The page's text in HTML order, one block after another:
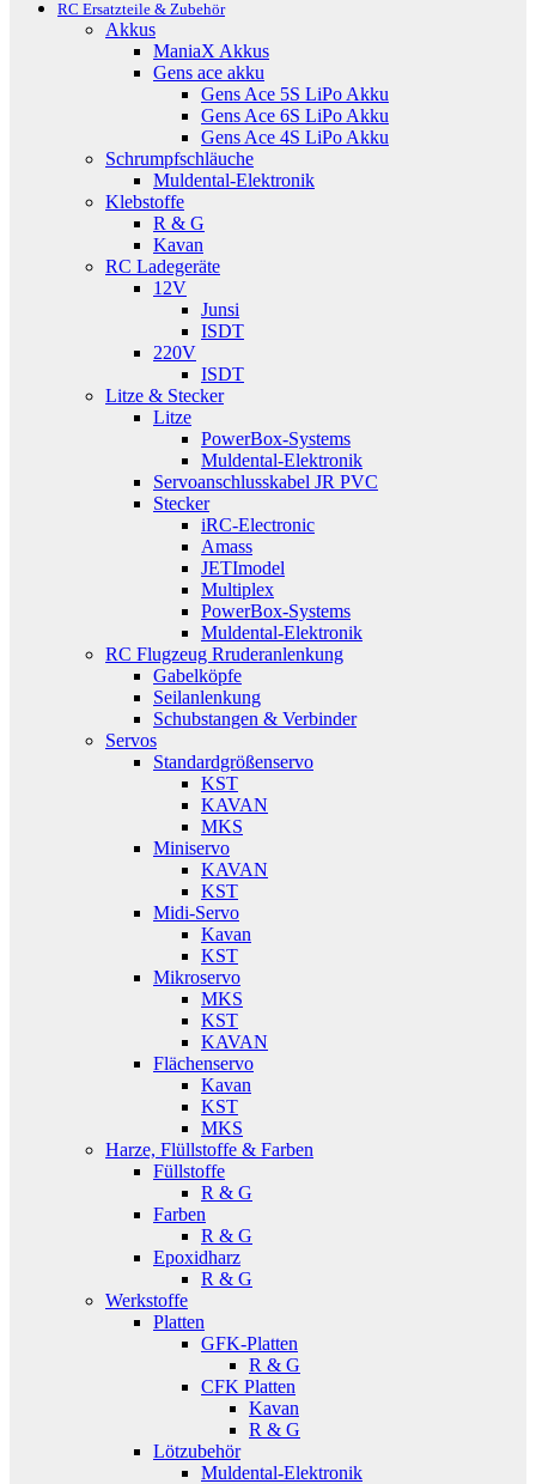
RC Ersatzteile & Zubehör
Akkus
ManiaX Akkus
Gens ace akku
Gens Ace 5S LiPo Akku
Gens Ace 6S LiPo Akku
Gens Ace 4S LiPo Akku
Schrumpfschläuche
Muldental-Elektronik
Klebstoffe
R & G
Kavan
RC Ladegeräte
12V
Junsi
ISDT
220V
ISDT
Litze & Stecker
Litze
PowerBox-Systems
Muldental-Elektronik
Servoanschlusskabel JR PVC
Stecker
iRC-Electronic
Amass
JETImodel
Multiplex
PowerBox-Systems
Muldental-Elektronik
RC Flugzeug Rruderanlenkung
Gabelköpfe
Seilanlenkung
Schubstangen & Verbinder
Servos
Standardgrößenservo
KST
KAVAN
MKS
Miniservo
KAVAN
KST
Midi-Servo
Kavan
KST
Mikroservo
MKS
KST
KAVAN
Flächenservo
Kavan
KST
MKS
Harze, Flüllstoffe & Farben
Füllstoffe
R & G
Farben
R & G
Epoxidharz
R & G
Werkstoffe
Platten
GFK-Platten
R & G
CFK Platten
Kavan
R & G
Lötzubehör
Muldental-Elektronik